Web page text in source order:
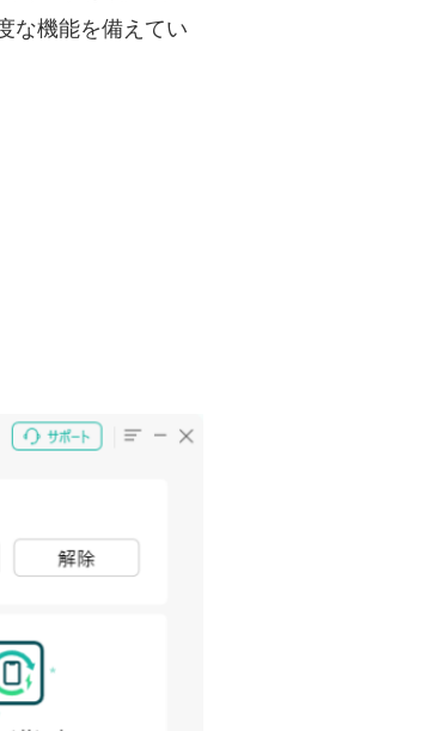
な機能を備えてい